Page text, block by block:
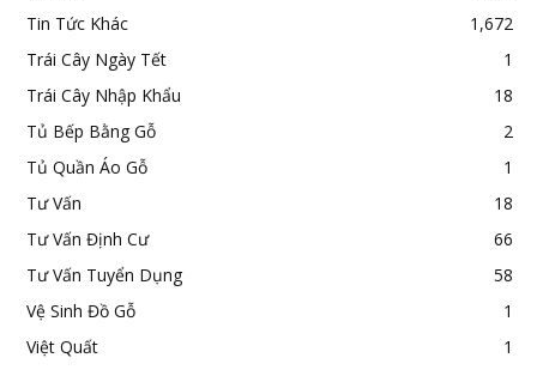
Tin Tức Khác
1,672
Trái Cây Ngày Tết
1
Trái Cây Nhập Khẩu
18
Tủ Bếp Bằng Gỗ
2
Tủ Quần Áo Gỗ
1
Tư Vấn
18
Tư Vấn Định Cư
66
Tư Vấn Tuyển Dụng
58
Vệ Sinh Đồ Gỗ
1
Việt Quất
1